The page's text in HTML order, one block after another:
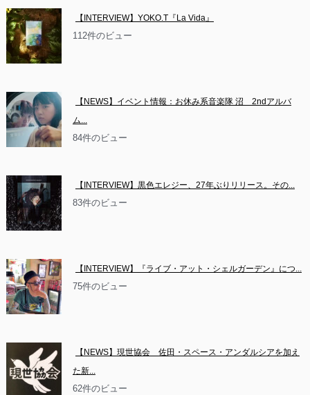
【INTERVIEW】YOKO.T『La Vida』
112件のビュー
【NEWS】イベント情報：お休み系音楽隊 沼　2ndアルバ
ム...
84件のビュー
【INTERVIEW】黒色エレジー、27年ぶりリリース。その...
83件のビュー
【INTERVIEW】『ライブ・アット・シェルガーデン』につ...
75件のビュー
【NEWS】現世協会　佐田・スペース・アンダルシアを加え
た新...
62件のビュー